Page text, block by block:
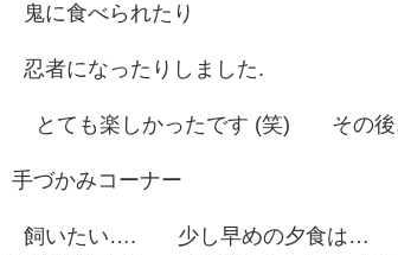
鬼に食べられたり
忍者になったりしました.
とても楽しかったです (笑) その後,
手づかみコーナー
飼いたい…. 少し早めの夕食は…